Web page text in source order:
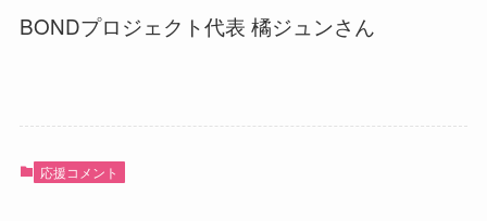
BONDプロジェクト代表 橘ジュンさん
応援コメント